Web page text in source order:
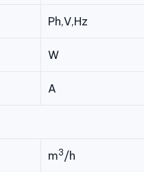
Ph,V,Hz
W
A
m3/h